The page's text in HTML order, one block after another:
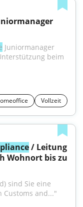
Juniormanager
beim
Vollzeit
/ Leitung
Wohnort bis zu
sind Sie eine
Customs and..."